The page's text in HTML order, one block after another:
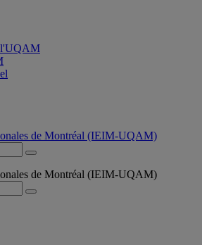
l'UQAM
de Montréal (IEIM-UQAM)
de Montréal (IEIM-UQAM)